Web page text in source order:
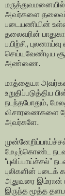
அவர்களை
படையணியின்
தலைவரின்
பயிற்சி,
செய்யவேண்டிய
அண்ணை.
மாத்தையா
உறுதிப்படுத்திய
நடந்தபோதும்,
விசாரணைகளை
அவர்களே.
மேடிற்கொண்ட
“புலிப்பாய்ச்சல்”
புலிகளின் படைக்
அதுவரை இம்ரான்
இருந்த மூத்த